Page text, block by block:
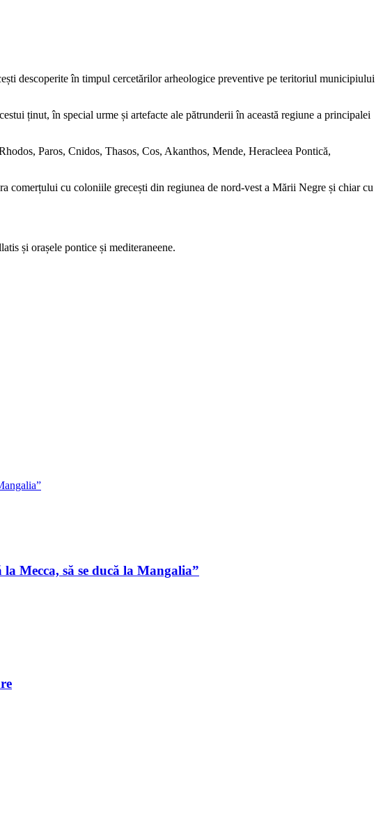
descoperite în timpul cercetărilor arheologice preventive pe teritoriul municipiului
ținut, în special urme și artefacte ale pătrunderii în această regiune a principalei
Paros, Cnidos, Thasos, Cos, Akanthos, Mende, Heracleea Pontică,
comerțului cu coloniile grecești din regiunea de nord-vest a Mării Negre și chiar cu
și orașele pontice și mediteraneene.
Mecca, să se ducă la Mangalia”